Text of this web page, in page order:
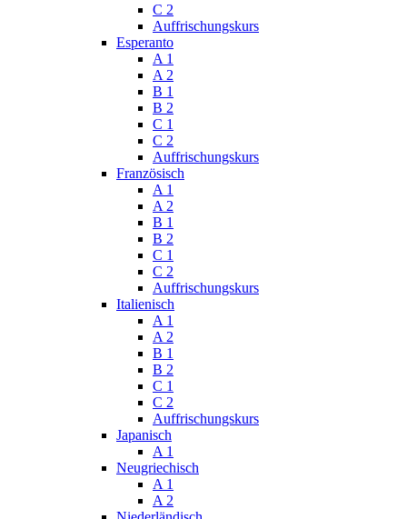
C 2
Auffrischungskurs
Esperanto
A 1
A 2
B 1
B 2
C 1
C 2
Auffrischungskurs
Französisch
A 1
A 2
B 1
B 2
C 1
C 2
Auffrischungskurs
Italienisch
A 1
A 2
B 1
B 2
C 1
C 2
Auffrischungskurs
Japanisch
A 1
Neugriechisch
A 1
A 2